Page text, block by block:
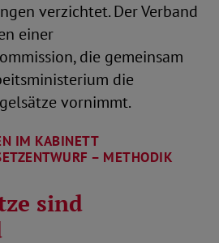
verzichtet. Der Verband
einer
die gemeinsam
die
vornimmt.
IM KABINETT
– METHODIK
sind